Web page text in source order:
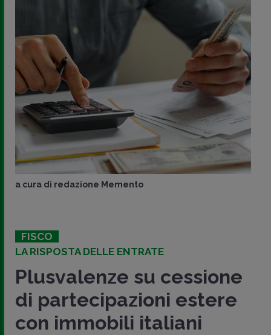
a cura di redazione Memento
FISCO
LA RISPOSTA DELLE ENTRATE
Plusvalenze su cessione
di partecipazioni estere
con immobili italiani